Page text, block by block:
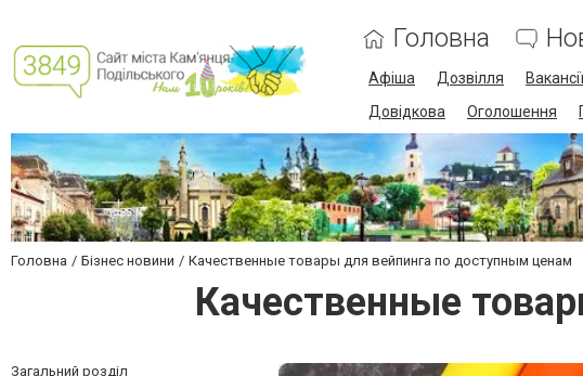
Головна
Афіша Дозвілля Вакансії
Довідкова
Оголошення
Головна Бізнес новини Качественные товары для вейпинга по доступным ценам
Качественные
Загальний розділ